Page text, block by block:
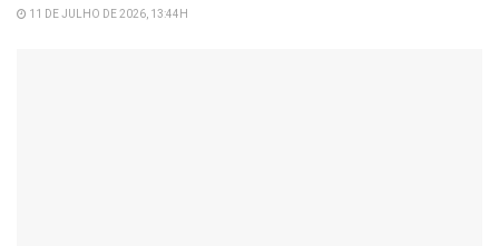
11 DE JULHO DE 2026, 13:44H